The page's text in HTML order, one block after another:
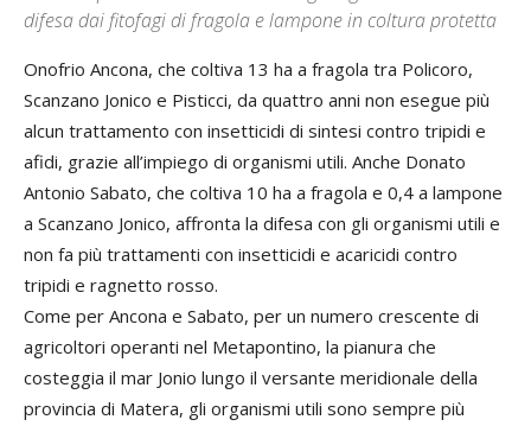
difesa dai fitofagi di fragola e lampone in coltura protetta
Onofrio Ancona, che coltiva 13 ha a fragola tra Policoro,
Scanzano Jonico e Pisticci, da quattro anni non esegue più
alcun trattamento con insetticidi di sintesi contro tripidi e
afidi, grazie all’impiego di organismi utili. Anche Donato
Antonio Sabato, che coltiva 10 ha a fragola e 0,4 a lampone
a Scanzano Jonico, affronta la difesa con gli organismi utili e
non fa più trattamenti con insetticidi e acaricidi contro
tripidi e ragnetto rosso.
Come per Ancona e Sabato, per un numero crescente di
agricoltori operanti nel Metapontino, la pianura che
costeggia il mar Jonio lungo il versante meridionale della
provincia di Matera, gli organismi utili sono sempre più